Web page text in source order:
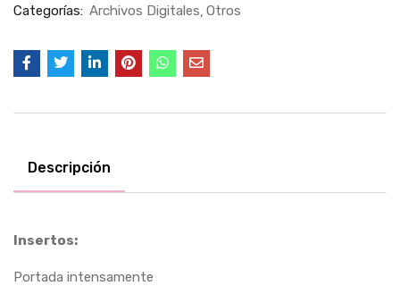
Categorías: Archivos Digitales Otros
Descripción
Insertos:
Portada intensamente